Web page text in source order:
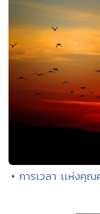
• การเวลา เเห่งคุ